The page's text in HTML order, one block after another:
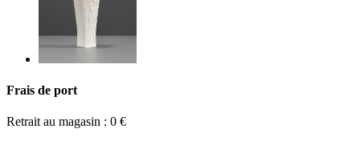
Frais de port
Retrait au magasin : 0 €